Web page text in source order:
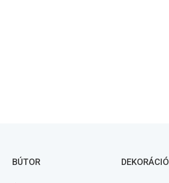
BÚTOR DEKORÁCIÓ